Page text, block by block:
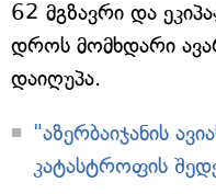
62 მგზავრი და
დროს მომხდარი
დაიღუპა.
"აზერბაიჯანის
კატასტროფის